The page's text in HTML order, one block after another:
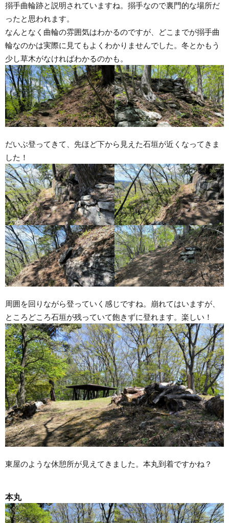
搦手曲輪跡と説明されていますね。搦手なので裏門的な場所だ
ったと思われます。
なんとなく曲輪の雰囲気はわかるのですが、どこまでが搦手曲
輪なのかは実際に見てもよくわかりませんでした。冬とかもう
少し草木がなければわかるのかも。
だいぶ登ってきて、先ほど下から見えた石垣が近くなってきま
した！
周囲を回りながら登っていく感じですね。崩れてはいますが、
ところどころ石垣が残っていて飽きずに登れます。楽しい！
東屋のような休憩所が見えてきました。本丸到着ですかね？
本丸